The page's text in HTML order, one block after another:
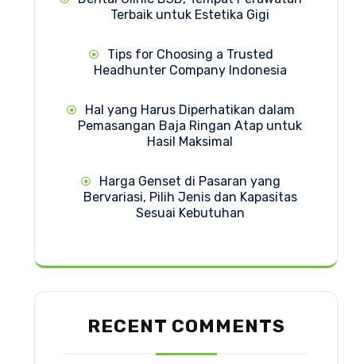
Terbaik untuk Estetika Gigi
Tips for Choosing a Trusted
Headhunter Company Indonesia
Hal yang Harus Diperhatikan dalam
Pemasangan Baja Ringan Atap untuk
Hasil Maksimal
Harga Genset di Pasaran yang
Bervariasi, Pilih Jenis dan Kapasitas
Sesuai Kebutuhan
RECENT COMMENTS